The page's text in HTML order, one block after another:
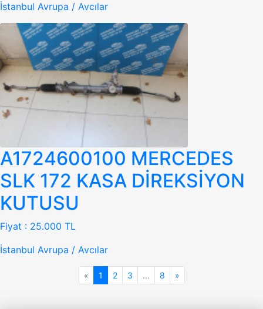
İstanbul Avrupa / Avcılar
A1724600100 MERCEDES
SLK 172 KASA DİREKSİYON
KUTUSU
Fiyat : 25.000 TL
İstanbul Avrupa / Avcılar
« 1 2 3 ... 8 »